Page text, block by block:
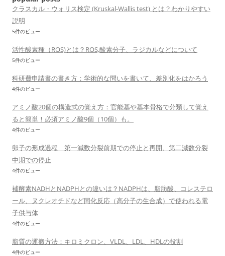
ン
クラスカル・ウォリス検定 (Kruskal-Wallis test) とは？わかりやすい
説明
5件のビュー
活性酸素種（ROS)とは？ROS,酸素分子、ラジカルなどについて
5件のビュー
科研費申請書の書き方：学術的な問いを書いて、差別化をはかろう
4件のビュー
アミノ酸20個の構造式の覚え方：官能基や基本骨格で分類して覚え
ると簡単！必須アミノ酸9個（10個）も。
4件のビュー
卵子の形成過程 第一減数分裂前期での停止と再開、第二減数分裂
中期での停止
4件のビュー
補酵素NADHとNADPHとの違いは？NADPHは、脂肪酸、コレステロ
ール、ヌクレオチドなど同化反応（高分子の生合成）で使われる電
子供与体
4件のビュー
脂質の運搬方法：キロミクロン、VLDL、LDL、HDLの役割
4件のビュー